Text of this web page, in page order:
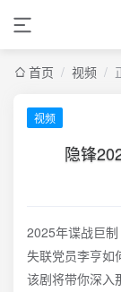
首页 / 视频 /
视频
隐锋
2025年谍战巨制
失联党员李亨如
该剧将带你深入